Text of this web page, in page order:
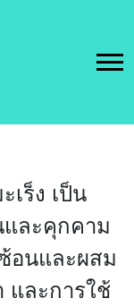
ร็ง เป็น
ละคุกคาม
อนและผสม
และการใช้